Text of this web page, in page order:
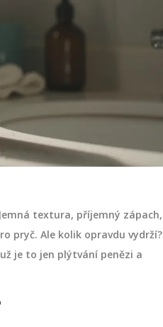
textura, příjemný zápach,
pryč. Ale kolik opravdu vydrží?
je to jen plýtvání penězi a